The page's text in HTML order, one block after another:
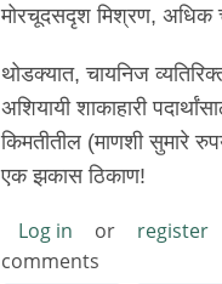
मोरचूदसदृश मिश्रण, अधिक
थोडक्यात, चायनिज
अशियायी शाकाहारी
किमतीतील (माणशी सुमारे
एक झकास ठिकाण!
Log in or register
comments